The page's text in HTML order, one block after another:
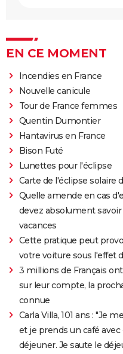
EN CE MOMENT
Incendies en France
Nouvelle canicule
Tour de France femmes
Quentin Dumontier
Hantavirus en France
Bison Futé
Lunettes pour l'éclipse
Carte de l'éclipse solaire
Quelle amende en cas
devez absolument
vacances
Cette pratique peut
votre voiture sous l'effet
3 millions de Français
sur leur compte, la
connue
Carla Villa, 101 ans : "Je
et je prends un café
déjeuner. Je saute le